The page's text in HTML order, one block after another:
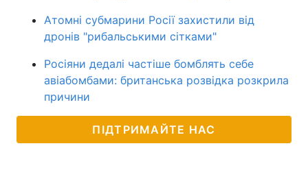
Атомні субмарини Росії захистили від
дронів "рибальськими сітками"
Росіяни дедалі частіше бомблять себе
авіабомбами: британська розвідка розкрила
причини
ПІДТРИМАЙТЕ НАС